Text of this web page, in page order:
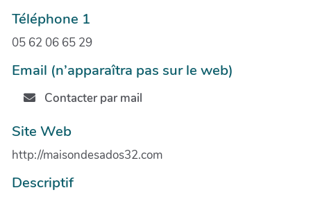
Téléphone 1
05 62 06 65 29
Email (n’apparaîtra pas sur le web)
Contacter par mail
Site Web
http://maisondesados32.com
Descriptif